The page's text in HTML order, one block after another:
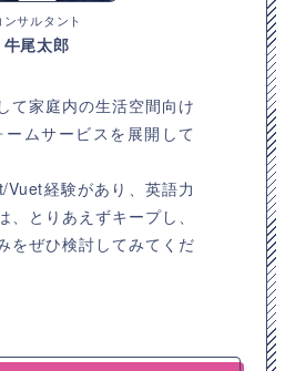
ンサルタント
牛尾太郎
て家庭内の生活空間向け
ムサービスを展開して
経験があり、英語力
、とりあえずキープし、
をぜひ検討してみてくだ